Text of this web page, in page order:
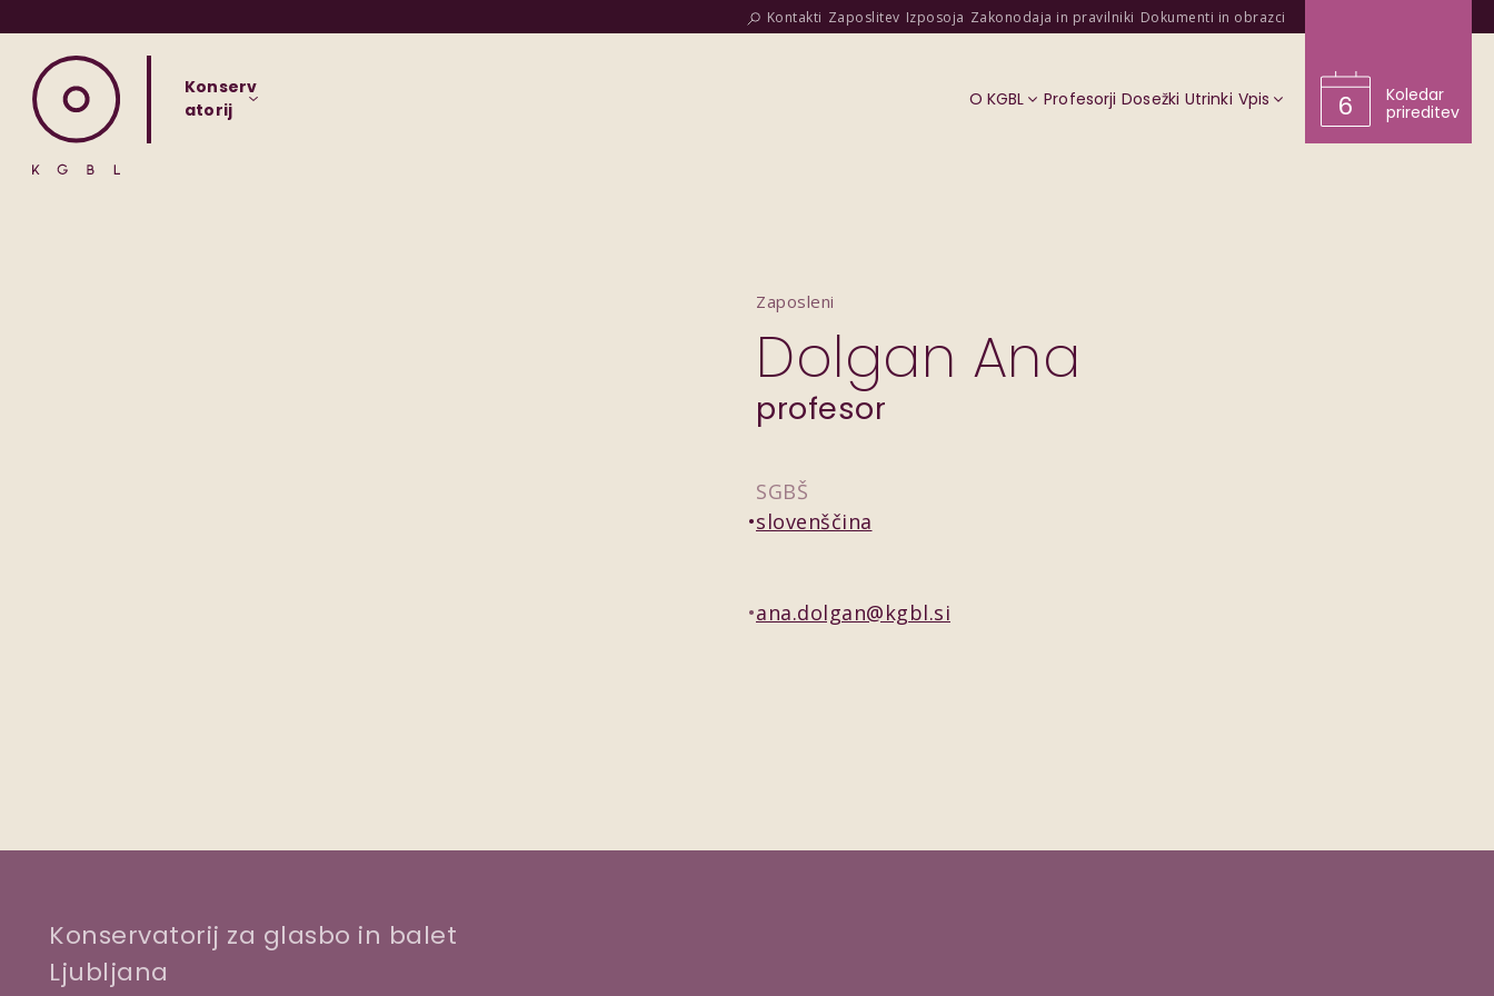
Kontakti Zaposlitev Izposoja Zakonodaja in pravilniki Dokumenti in obrazci
Konserv
atorij
O KGBL Profesorji Dosežki Utrinki Vpis 6
Koledar
prireditev
Zaposleni
Dolgan Ana
profesor
SGBŠ
slovenščina
ana.dolgan@kgbl.si
Konservatorij za glasbo in balet
Ljubljana